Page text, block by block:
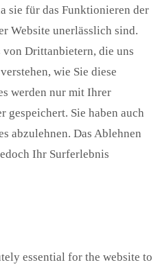
sie für das Funktionieren der
Website unerlässlich sind.
Drittanbietern, die uns
wie Sie diese
werden nur mit Ihrer
gespeichert. Sie haben auch
abzulehnen. Das Ablehnen
Ihr Surferlebnis
essential for the website to